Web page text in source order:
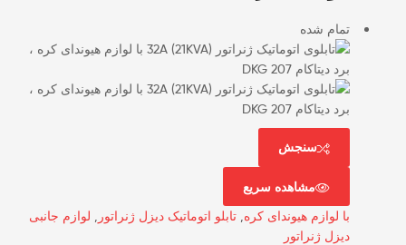
تمام شده
سنجش
مشاهده سریع
با لوازم هیوندای کره تابلو اتوماتیک دیزل ژنراتور
لوازم جانبی
دیزل ژنراتور